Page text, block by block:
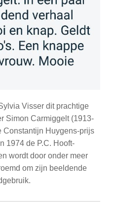
Visser dit prachtige
Simon Carmiggelt (1913-
Constantijn Huygens-prijs
1974 de P.C. Hooft-
wordt door onder meer
om zijn beeldende